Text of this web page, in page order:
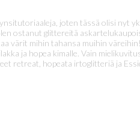
joten tässä olisi nyt
ostanut glittereitä
värit mihin tahansa muihin
ja hopea kimalle. Vain
retreat, hopeata irtoglitteriä ja